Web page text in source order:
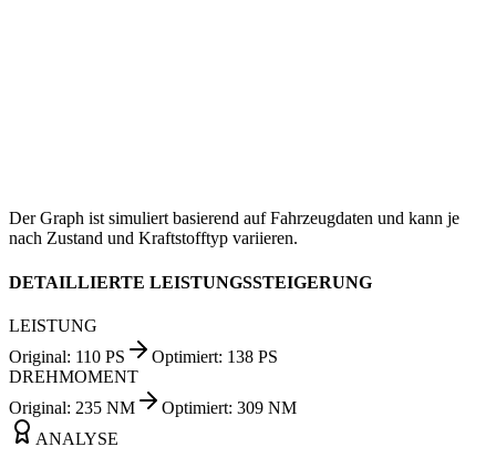
Der Graph ist simuliert basierend auf Fahrzeugdaten und kann je
nach Zustand und Kraftstofftyp variieren.
DETAILLIERTE LEISTUNGSSTEIGERUNG
LEISTUNG
Original: 110 PS Optimiert: 138 PS
DREHMOMENT
Original: 235 NM Optimiert: 309 NM
ANALYSE